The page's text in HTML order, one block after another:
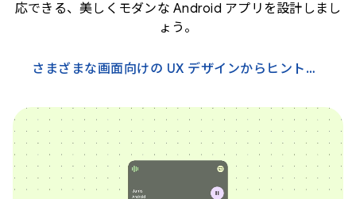
応できる、美しくモダンな Android アプリを設計しまし
ょう。
さまざまな画面向けの UX デザインからヒントを得る →